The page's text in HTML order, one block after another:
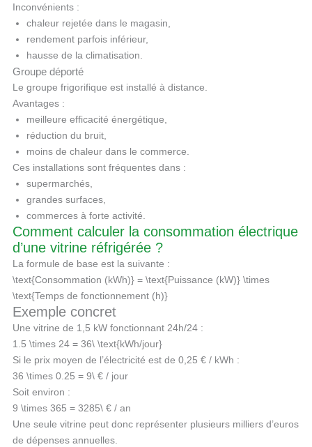
Inconvénients :
chaleur rejetée dans le magasin,
rendement parfois inférieur,
hausse de la climatisation.
Groupe déporté
Le groupe frigorifique est installé à distance.
Avantages :
meilleure efficacité énergétique,
réduction du bruit,
moins de chaleur dans le commerce.
Ces installations sont fréquentes dans :
supermarchés,
grandes surfaces,
commerces à forte activité.
Comment calculer la consommation électrique
d’une vitrine réfrigérée ?
La formule de base est la suivante :
\text{Consommation (kWh)} = \text{Puissance (kW)} \times
\text{Temps de fonctionnement (h)}
Exemple concret
Une vitrine de 1,5 kW fonctionnant 24h/24 :
1.5 \times 24 = 36\ \text{kWh/jour}
Si le prix moyen de l’électricité est de 0,25 € / kWh :
36 \times 0.25 = 9\ € / jour
Soit environ :
9 \times 365 = 3285\ € / an
Une seule vitrine peut donc représenter plusieurs milliers d’euros
de dépenses annuelles.